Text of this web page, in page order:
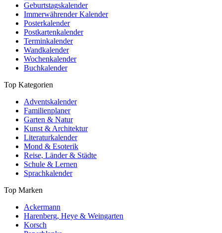
Geburtstagskalender
Immerwährender Kalender
Posterkalender
Postkartenkalender
Terminkalender
Wandkalender
Wochenkalender
Buchkalender
Top Kategorien
Adventskalender
Familienplaner
Garten & Natur
Kunst & Architektur
Literaturkalender
Mond & Esoterik
Reise, Länder & Städte
Schule & Lernen
Sprachkalender
Top Marken
Ackermann
Harenberg, Heye & Weingarten
Korsch